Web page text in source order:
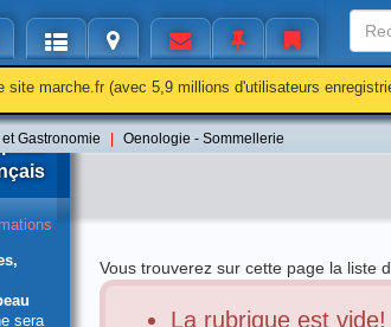
site marche.fr (avec 5,9 millions d'utilisateurs
Gastronomie Oenologie - Sommellerie
Vous trouverez sur cette page la liste
La rubrique est vide!
sera